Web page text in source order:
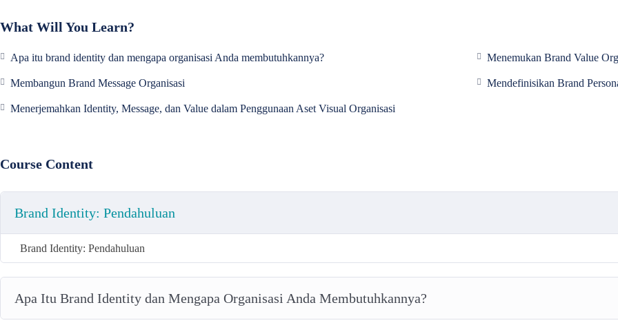
What Will You Learn?
Apa itu brand identity dan mengapa organisasi Anda membutuhkannya? Menemukan Brand Value
Membangun Brand Message Organisasi Mendefinisikan Brand
Menerjemahkan Identity, Message, dan Value dalam Penggunaan Aset Visual Organisasi
Course Content
Brand Identity: Pendahuluan
Brand Identity: Pendahuluan
Apa Itu Brand Identity dan Mengapa Organisasi Anda Membutuhkannya?